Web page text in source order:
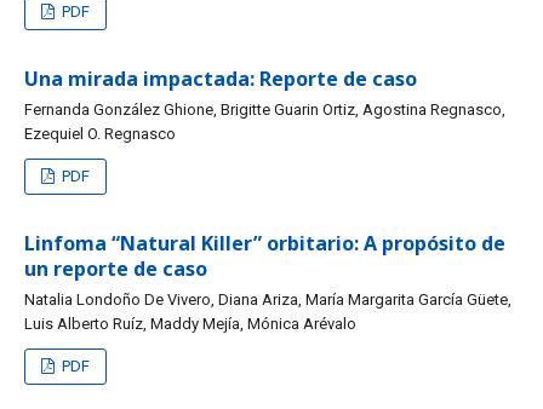
PDF
Una mirada impactada: Reporte de caso
Fernanda González Ghione, Brigitte Guarin Ortiz, Agostina Regnasco,
Ezequiel O. Regnasco
PDF
Linfoma “Natural Killer” orbitario: A propósito de
un reporte de caso
Natalia Londoño De Vivero, Diana Ariza, María Margarita García Güete,
Luis Alberto Ruíz, Maddy Mejía, Mónica Arévalo
PDF